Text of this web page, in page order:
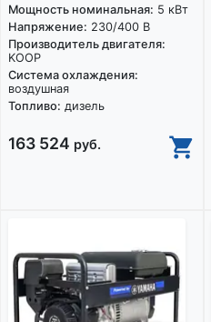
Мощность номинальная: 5 кВт
Напряжение: 230/400 В
Производитель двигателя:
KOOP
Система охлаждения:
воздушная
Топливо: дизель
163 524 руб.